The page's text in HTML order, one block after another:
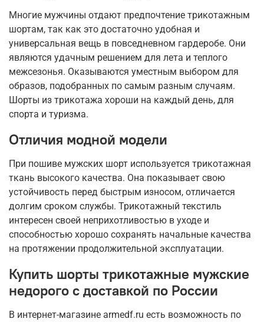
Многие мужчины отдают предпочтение трикотажным
шортам, так как это достаточно удобная и
универсальная вещь в повседневном гардеробе. Они
являются удачным решением для лета и теплого
межсезонья. Оказываются уместным выбором для
образов, подобранных по самым разным случаям.
Шорты из трикотажа хороши на каждый день, для
спорта и туризма.
Отличия модной модели
При пошиве мужских шорт используется трикотажная
ткань высокого качества. Она показывает свою
устойчивость перед быстрым износом, отличается
долгим сроком службы. Трикотажный текстиль
интересен своей неприхотливостью в уходе и
способностью хорошо сохранять начальные качества
на протяжении продолжительной эксплуатации.
Купить шорты трикотажные мужские
недорого с доставкой по России
В интернет-магазине armedf.ru есть возможность по